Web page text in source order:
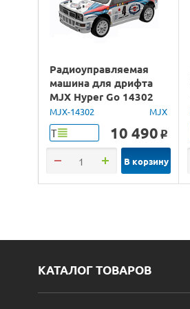
Радиоуправляемая
машина для дрифта
MJX Hyper Go 14302
Lancia Delta Brushless
4WD 2.4G LED 1/14
RTR
MJX-14302 MJX
Т 10 490 o
В корзину
КАТАЛОГ ТОВАРОВ